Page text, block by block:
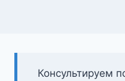
Консультируем